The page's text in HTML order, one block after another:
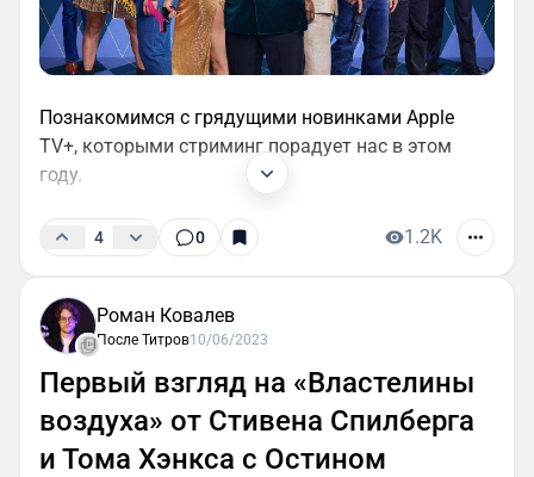
Познакомимся с грядущими новинками Apple
TV+, которыми стриминг порадует нас в этом
году.
4 0 1.2K
Роман Ковалев
После Титров10/06/2023
Первый взгляд на «Властелины
воздуха» от Стивена Спилберга
и Тома Хэнкса с Остином